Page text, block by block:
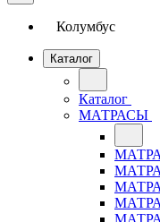
Колумбус
Каталог
Каталог
МАТРАСЫ